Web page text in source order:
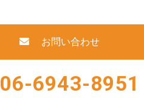
お問い合わせ
06-6943-8951